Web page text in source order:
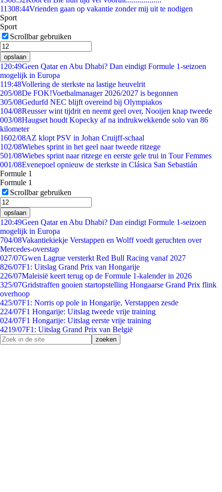
11308:44Vrienden gaan op vakantie zonder mij uit te nodigen
Sport
Sport
Scrollbar gebruiken
opslaan
1 20:49Geen Qatar en Abu Dhabi? Dan eindigt Formule 1-seizoen
mogelijk in Europa
119:48Vollering de sterkste na lastige heuvelrit
205/08De FOK!Voetbalmanager 2026/2027 is begonnen
305/08Gedurfd NEC blijft overeind bij Olympiakos
104/08Reusser wint tijdrit en neemt geel over, Nooijen knap tweede
003/08Haugset houdt Kopecky af na indrukwekkende solo van 86
kilometer
1602/08AZ klopt PSV in Johan Cruijff-schaal
102/08Wiebes sprint in het geel naar tweede ritzege
501/08Wiebes sprint naar ritzege en eerste gele trui in Tour Femmes
001/08Evenepoel opnieuw de sterkste in Clásica San Sebastián
Formule 1
Formule 1
Scrollbar gebruiken
opslaan
1 20:49Geen Qatar en Abu Dhabi? Dan eindigt Formule 1-seizoen
mogelijk in Europa
704/08Vakantiekiekje Verstappen en Wolff voedt geruchten over
Mercedes-overstap
027/07Gwen Lagrue versterkt Red Bull Racing vanaf 2027
826/07F1: Uitslag Grand Prix van Hongarije
226/07Maleisië keert terug op de Formule 1-kalender in 2026
325/07Gridstraffen gooien startopstelling Hongaarse Grand Prix flink
overhoop
425/07F1: Norris op pole in Hongarije, Verstappen zesde
224/07F1 Hongarije: Uitslag tweede vrije training
024/07F1 Hongarije: Uitslag eerste vrije training
4219/07F1: Uitslag Grand Prix van België